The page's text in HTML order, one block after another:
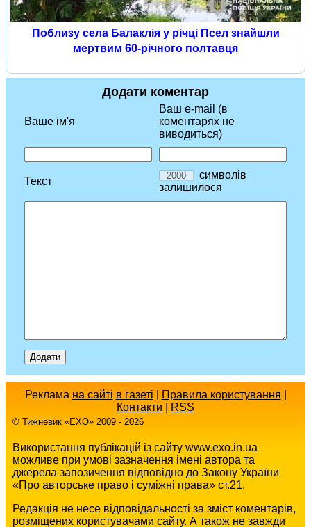
Поблизу села Балаклія у річці Псел знайшли
мертвим 60-річного полтавця
Додати коментар
Ваше ім'я
Ваш e-mail (в
коментарях не
виводиться)
Текст
символів
залишилося
Реклама на сайті в газеті Правила користування
Контакти
RSS
© Тижневик «EХO» 2009 - 2026
Використання публікацій із сайту www.exo.in.ua
можливе при умові зазначення імені автора та
джерела запозичення відповідно до Закону України
«Про авторське право і суміжні права» ст.21.
Редакція не несе відповідальності за зміст коментарів,
розміщених користувачами сайту. А також не завжди